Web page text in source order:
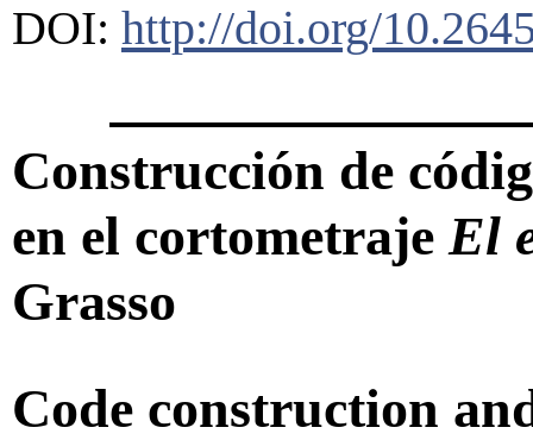
DOI: http://doi.org/
Construcción de
en el cortometraje El
Grasso
Code construction